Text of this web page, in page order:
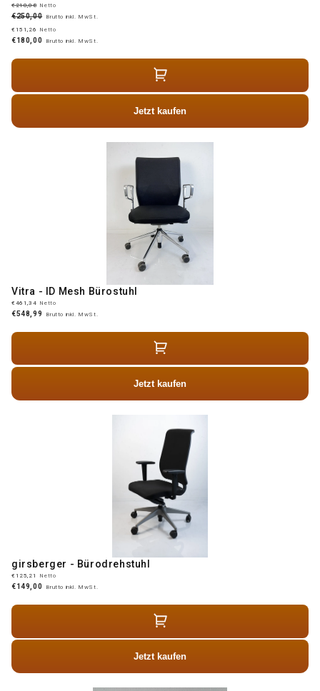
€210,08 Netto
€250,00 Brutto inkl. MwSt.
€151,26
Netto
€180,00 Brutto inkl. MwSt.
Jetzt kaufen
Vitra - ID Mesh Bürostuhl
€461,34 Netto
€548,99 Brutto inkl. MwSt.
Jetzt kaufen
girsberger - Bürodrehstuhl
€125,21 Netto
€149,00 Brutto inkl. MwSt.
Jetzt kaufen